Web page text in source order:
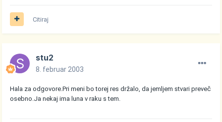
Citiraj
stu2
8. februar 2003
Hala za odgovore.Pri meni bo torej res držalo, da jemljem stvari preveč
osebno.Ja nekaj ima luna v raku s tem.